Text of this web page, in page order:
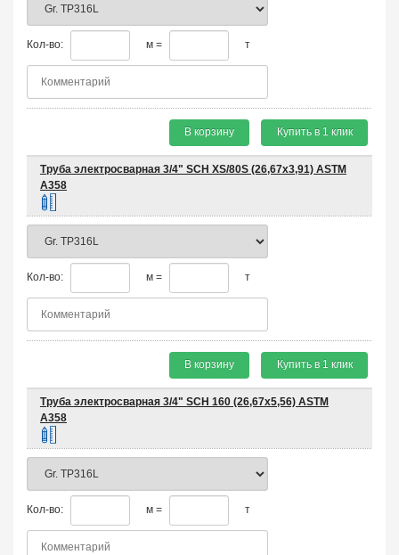
Кол-во: м = т
В корзину Купить в 1 клик
Труба электросварная 3/4" SCH XS/80S (26,67х3,91) ASTM
A358
Кол-во: м = т
В корзину Купить в 1 клик
Труба электросварная 3/4" SCH 160 (26,67х5,56) ASTM
A358
Кол-во: м = т